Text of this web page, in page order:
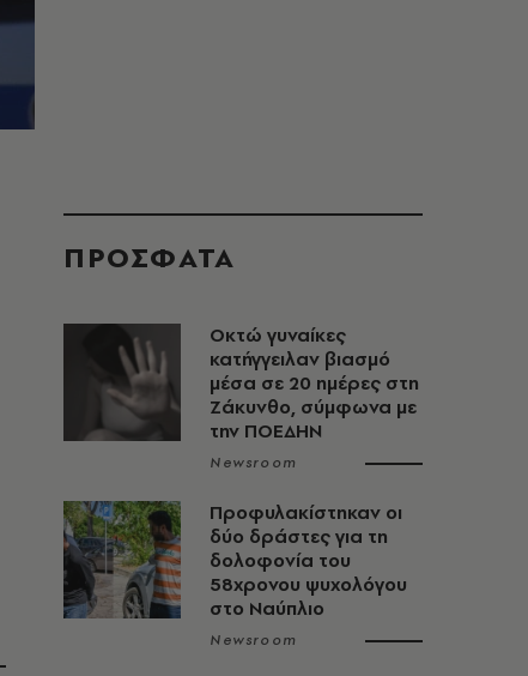
ΠΡΟΣΦΑΤΑ
Οκτώ γυναίκες
κατήγγειλαν βιασμό
μέσα σε 20 ημέρες στη
Ζάκυνθο, σύμφωνα με
την ΠΟΕΔΗΝ
Newsroom
Προφυλακίστηκαν οι
δύο δράστες για τη
δολοφονία του
58χρονου ψυχολόγου
στο Ναύπλιο
Newsroom